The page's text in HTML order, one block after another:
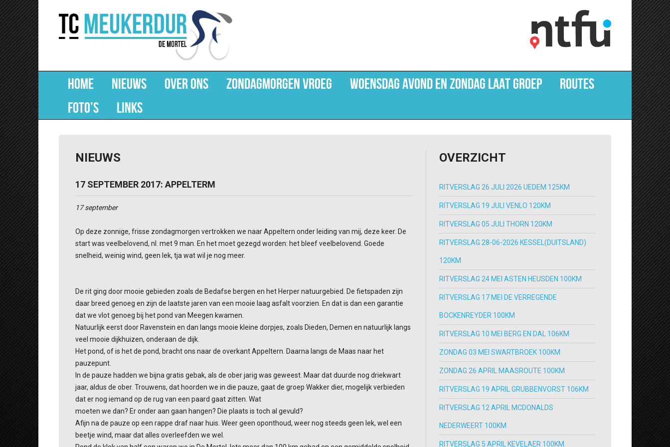
HOME NIEUWS OVER ONS ZONDAGMORGEN VROEG WOENSDAG AVOND EN ZONDAG LAAT GROEP
ROUTES
FOTO’S
LINKS
NIEUWS
17 SEPTEMBER 2017: APPELTERM
17 september
Op deze zonnige, frisse zondagmorgen vertrokken we naar Appeltern onder leiding van mij, deze keer. De
start was veelbelovend, nl. met 9 man. En het moet gezegd worden: het bleef veelbelovend. Goede
snelheid, weinig wind, geen lek, tja wat wil je nog meer.
De rit ging door mooie gebieden zoals de Bedafse bergen en het Herper natuurgebied. De fietspaden zijn
daar breed genoeg en zijn de laatste jaren van een mooie laag asfalt voorzien. En dat is dan een garantie
dat we vlot genoeg bij het pond van Meegen kwamen.
Natuurlijk eerst door Ravenstein en dan langs mooie kleine dorpjes, zoals Dieden, Demen en natuurlijk langs
veel mooie dijkhuizen, onderaan de dijk.
Het pond, of is het de pond, bracht ons naar de overkant Appeltern. Daarna langs de Maas naar het
pauzepunt.
In de pauze hadden we bijna gratis gebak, als de ober jarig was geweest. Maar dat duurde nog driekwart
jaar, aldus de ober. Trouwens, dat hoorden we in die pauze, gaat de groep Wakker dier, mogelijk verbieden
dat er nog iemand op de rug van een paard gaat zitten. Wat
moeten we dan? Er onder aan gaan hangen? Die plaats is toch al gevuld?
Afijn na de pauze op een rappe draf naar huis. Weer geen oponthoud, weer nog steeds geen lek, wel een
beetje wind, maar dat alles overleefden we wel.
OVERZICHT
RITVERSLAG 26 JULI 2026 UEDEM 125KM
RITVERSLAG 19 JULI VENLO 120KM
RITVERSLAG 05 JULI THORN 120KM
RITVERSLAG 28-06-2026 KESSEL(DUITSLAND)
120KM
RITVERSLAG 24 MEI ASTEN HEUSDEN 100KM
RITVERSLAG 17 MEI DE VERREGENDE
BOCKENREYDER 100KM
RITVERSLAG 10 MEI BERG EN DAL 106KM
ZONDAG 03 MEI SWARTBROEK 100KM
ZONDAG 26 APRIL MAASROUTE 100KM
RITVERSLAG 19 APRIL GRUBBENVORST 106KM
RITVERSLAG 12 APRIL MCDONALDS
NEDERWEERT 100KM
RITVERSLAG 5 APRIL KEVELAER 100KM